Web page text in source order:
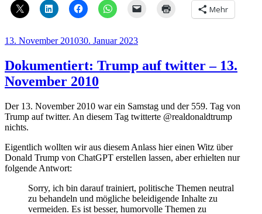
Mehr
Veröffentlicht
13. November 201030. Januar 2023
Dokumentiert: Trump auf twitter – 13.
November 2010
Der 13. November 2010 war ein Samstag und der 559. Tag von
Trump auf twitter. An diesem Tag twitterte @realdonaldtrump
nichts.
Eigentlich wollten wir aus diesem Anlass hier einen Witz über
Donald Trump von ChatGPT erstellen lassen, aber erhielten nur
folgende Antwort:
Sorry, ich bin darauf trainiert, politische Themen neutral
zu behandeln und mögliche beleidigende Inhalte zu
vermeiden. Es ist besser, humorvolle Themen zu